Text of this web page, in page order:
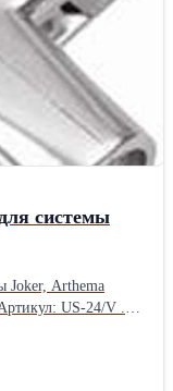
системы
Joker, Arthema
US-24/V .
есть в наличии в
Италия.